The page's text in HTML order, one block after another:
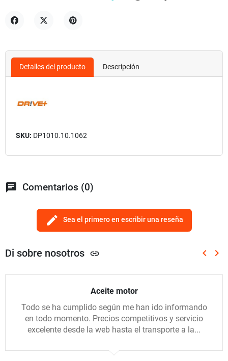
Detalles del producto Descripción
SKU: DP1010.10.1062
chat Comentarios (0)
edit Sea el primero en escribir una reseña
Di sobre nosotros link keyboard_arrow_left keyboard_arrow_right
Aceite motor
Todo se ha cumplido según me han ido informando
en todo momento. Precios competitivos y servicio
excelente desde la web hasta el transporte a la...